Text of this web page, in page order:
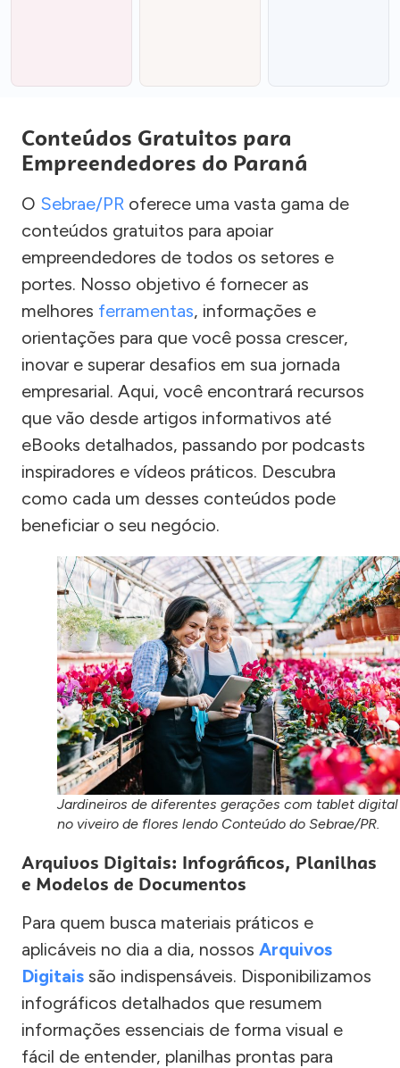
Conteúdos Gratuitos para
Empreendedores do Paraná
O Sebrae/PR oferece uma vasta gama de
conteúdos gratuitos para apoiar
empreendedores de todos os setores e
portes. Nosso objetivo é fornecer as
melhores ferramentas, informações e
orientações para que você possa crescer,
inovar e superar desafios em sua jornada
empresarial. Aqui, você encontrará recursos
que vão desde artigos informativos até
eBooks detalhados, passando por podcasts
inspiradores e vídeos práticos. Descubra
como cada um desses conteúdos pode
beneficiar o seu negócio.
Jardineiros de diferentes gerações com tablet digital
no viveiro de flores lendo Conteúdo do Sebrae/PR.
Arquivos Digitais: Infográficos, Planilhas
e Modelos de Documentos
Para quem busca materiais práticos e
aplicáveis no dia a dia, nossos Arquivos
Digitais são indispensáveis. Disponibilizamos
infográficos detalhados que resumem
informações essenciais de forma visual e
fácil de entender, planilhas prontas para